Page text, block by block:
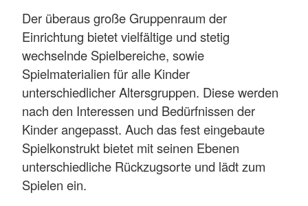
Der überaus große Gruppenraum der
Einrichtung bietet vielfältige und stetig
wechselnde Spielbereiche, sowie
Spielmaterialien für alle Kinder
unterschiedlicher Altersgruppen. Diese werden
nach den Interessen und Bedürfnissen der
Kinder angepasst. Auch das fest eingebaute
Spielkonstrukt bietet mit seinen Ebenen
unterschiedliche Rückzugsorte und lädt zum
Spielen ein.